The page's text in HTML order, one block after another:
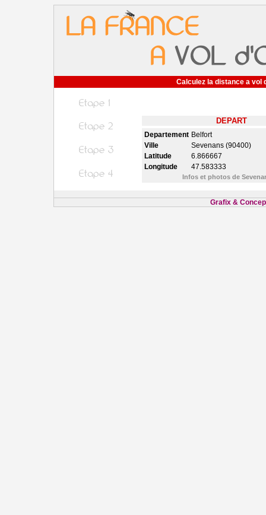
Calculez la distance a vol
DEPART
Departement Belfort
Ville
Sevenans (90400)
Latitude
6.866667
Longitude
47.583333
Infos et photos de
Grafix &